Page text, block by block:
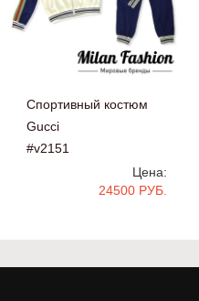
Спортивный костюм
Gucci
#v2151
Цена:
24500 РУБ.